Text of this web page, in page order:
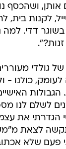
ושהכסף
לקנות בית,
בשוגר דדי.
גולדי
כולנו -
הגבולות
לשלם לנו
הגדרתי את
לצאת
פעם שלא